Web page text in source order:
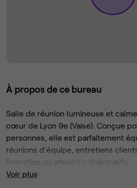
À propos de ce bureau
Salle de réunion lumineuse et
cœur de Lyon 9e (Vaise). Conçue
personnes, elle est parfaitement
réunions d'équipe, entretiens
formation ou ateliers collaboratifs.
Voir plus